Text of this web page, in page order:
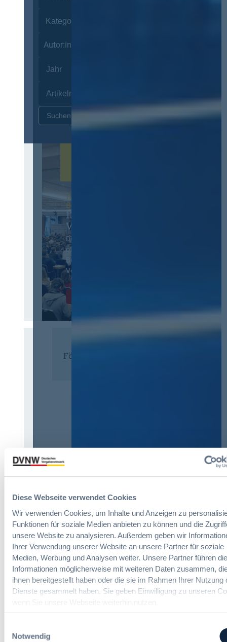
Diese Webseite verwendet Cookies
Wir verwenden Cookies, um Inhalte und Anzeigen zu
Funktionen für soziale Medien anbieten zu können und die
unsere Website zu analysieren. Außerdem geben wir
Ihrer Verwendung unserer Website an unsere Partner für soziale
Medien, Werbung und Analysen weiter. Unsere Partner führen
Informationen möglicherweise mit weiteren Daten zusammen,
ihnen bereitgestellt haben oder die sie im Rahmen Ihrer Nutzung
Dienste gesammelt haben. Sie geben Einwilligung zu unseren
Notwendig
Autor:innen
Zurücksetzen
12. & 13. November 2026 in
Berlin
13. Deutscher
Vergabetag
Der Jahreskongress für
öffentliches
Beschaffungswesen und
Vergaberecht
Förderer
Immer informiert bleiben!
Möchten Sie keine Neuigkeiten aus dem
Vergabeblog verpassen? PerE-Mail
Benachrichtigungerhalten sie eine Nachricht zu